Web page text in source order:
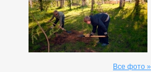
Все фото »